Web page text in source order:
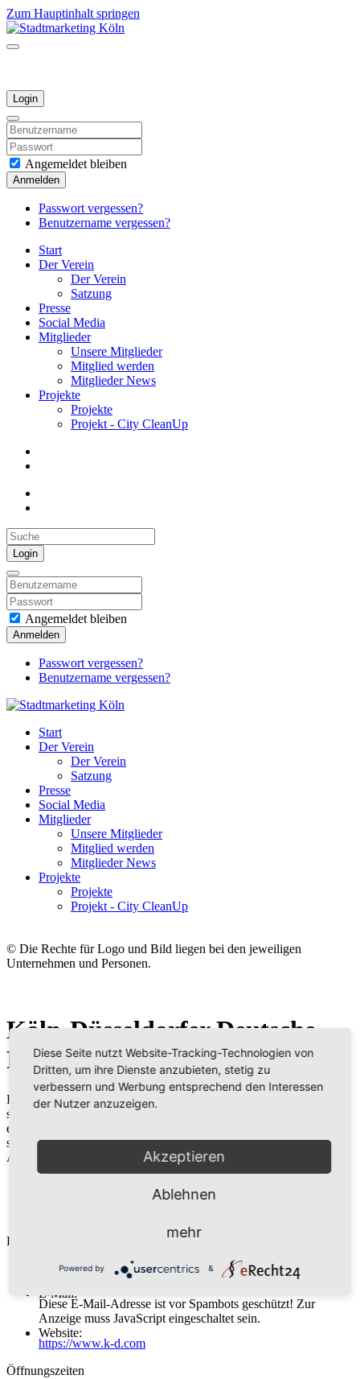
Zum Hauptinhalt springen
Login
Angemeldet bleiben
Anmelden
Passwort vergessen?
Benutzername vergessen?
Start
Der Verein
Der Verein
Satzung
Presse
Social Media
Mitglieder
Unsere Mitglieder
Mitglied werden
Mitglieder News
Projekte
Projekte
Projekt - City CleanUp
Login
Angemeldet bleiben
Anmelden
Passwort vergessen?
Benutzername vergessen?
Start
Der Verein
Der Verein
Satzung
Presse
Social Media
Mitglieder
Unsere Mitglieder
Mitglied werden
Mitglieder News
Projekte
Projekte
Projekt - City CleanUp
© Die Rechte für Logo und Bild liegen bei den jeweiligen
Unternehmen und Personen.
Köln-Düsseldorfer Deutsche
Rheinschiffahrt GmbH
Die Flotte der KD Die vielseitige Flotte der KD ist eine Klasse für
sich. Ob klassisch oder modern, gemütliches Partyschiff oder
einzigartiges Eventschiff - erstklassiger Komfort ist
selbstverständlich. Schauen Sie selbst, was wir zu bieten haben.
Adresse:
Kontakt:
Telefon:
E-Mail:
Diese E-Mail-Adresse ist vor Spambots geschützt! Zur
Anzeige muss JavaScript eingeschaltet sein.
Website:
https://www.k-d.com
Öffnungszeiten
Diese Seite nutzt Website-Tracking-Technologien von
Dritten, um ihre Dienste anzubieten, stetig zu
verbessern und Werbung entsprechend den Interessen
der Nutzer anzuzeigen.
Akzeptieren
Ablehnen
mehr
Powered by &